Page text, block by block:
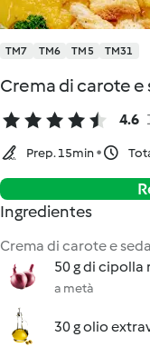
TM7 TM6 TM5 TM31
Crema di carote
4.6
Prep. 15min
Ingredientes
Crema di carote e
50 g di cipolla
a metà
30 g olio